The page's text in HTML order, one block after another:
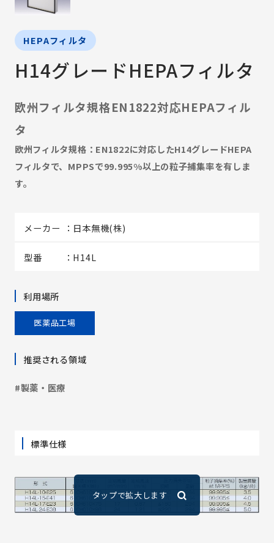
HEPAフィルタ
H14グレードHEPAフィルタ
欧州フィルタ規格EN1822対応HEPAフィル
タ
欧州フィルタ規格：EN1822に対応したH14グレードHEPA
フィルタで、MPPSで99.995%以上の粒子捕集率を有しま
す。
メーカー 日本無機(株)
型番 H14L
利用場所
医薬品工場
推奨される領域
#製薬・医療
標準仕様